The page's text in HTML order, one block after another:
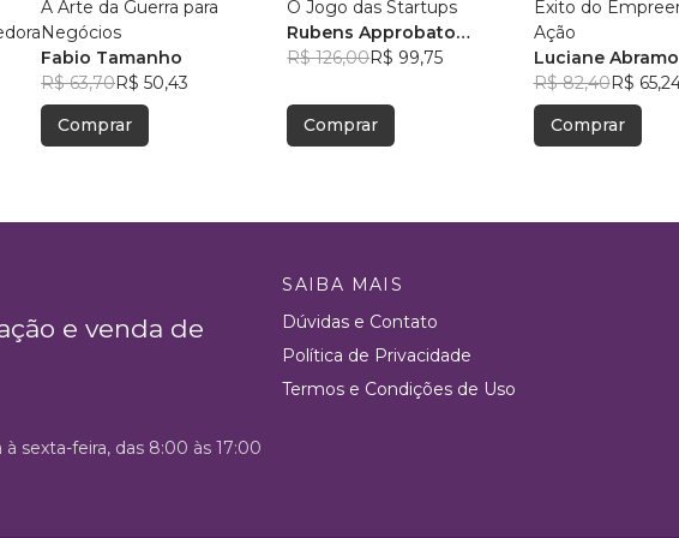
A Arte da Guerra para
Negócios
Fabio Tamanho
R$ 63,70R$ 50,43
Comprar
O Jogo das Startups
Rubens Approbato
Machado Jr.
R$ 126,00R$ 99,75
Comprar
Êxito do
Ação
Luciane Abramo
R$ 82,40R$
Comprar
e venda de
SAIBA MAIS
Dúvidas e Contato
Política de Privacidade
Termos e Condições de Uso
sexta-feira, das 8:00 às 17:00